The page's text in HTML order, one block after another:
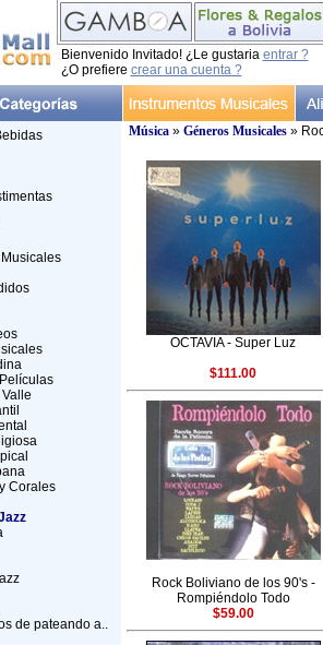
Bienvenido Invitado! ¿Le gustaria entrar ?
¿O prefiere crear una cuenta ?
Corales
de pateando a..
Música» Géneros Musicales»
OCTAVIA - Super Luz
$111.00
Rock Boliviano de los 90's -
Rompiéndolo Todo
$59.00